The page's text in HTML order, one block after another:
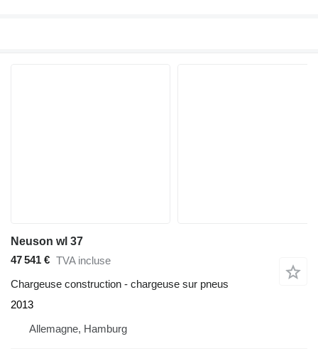
Neuson wl 37
47 541 € TVA incluse
Chargeuse construction - chargeuse sur pneus
2013
Allemagne, Hamburg